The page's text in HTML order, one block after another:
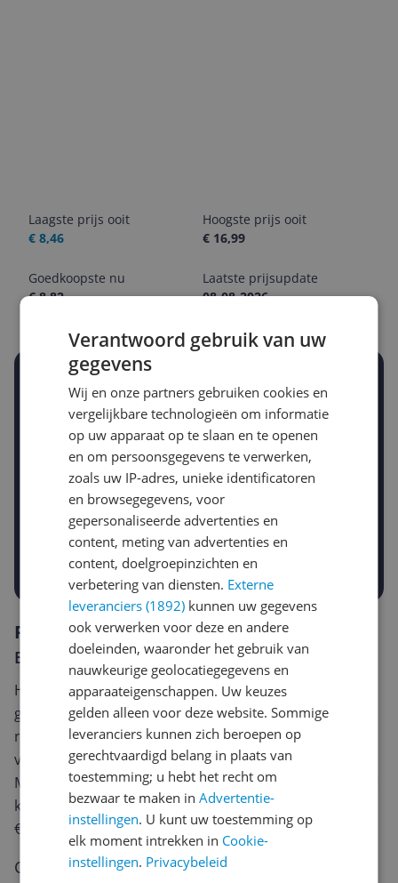
Laagste prijs ooit
€ 8,46
Hoogste prijs ooit
€ 16,99
Goedkoopste nu
€ 8,82
Laatste prijsupdate
08-08-2026
Stel een alert in en mis geen prijsdaling
Krijg een seintje zodra de prijs zakt
Jouw e-mailadres
Gewenste daling of bedrag
-5% -10% -15%
€
Prijsalert aanzetten
Reviews
Er zijn nog geen reviews geschreven
Heb jij dit product in bezit en wil je graag je mening
geven? Start dan hieronder met het schrijven van je
review. Afhankelijk van de details duurt het schrijven
van een review gemiddeld tussen de 3 en 10 minuten.
Met jouw mening help je andere bezoekers een betere
keuze te maken én maak je iedere maand kans op
€250,-!
Klik hier voor de actievoorwaarden.
Cijfer
Verantwoord gebruik van uw
gegevens
Wij en onze partners gebruiken cookies en
vergelijkbare technologieën om informatie
op uw apparaat op te slaan en te openen
en om persoonsgegevens te verwerken,
zoals uw IP-adres, unieke identificatoren
en browsegegevens, voor
gepersonaliseerde advertenties en
content, meting van advertenties en
content, doelgroepinzichten en
verbetering van diensten. Externe
leveranciers (1892) kunnen uw gegevens
ook verwerken voor deze en andere
doeleinden, waaronder het gebruik van
nauwkeurige geolocatiegegevens en
apparaateigenschappen. Uw keuzes
gelden alleen voor deze website. Sommige
leveranciers kunnen zich beroepen op
gerechtvaardigd belang in plaats van
toestemming; u hebt het recht om
bezwaar te maken inAdvertentie-
instellingen. U kunt uw toestemming op
elk moment intrekken in Cookie-
instellingen. Privacybeleid